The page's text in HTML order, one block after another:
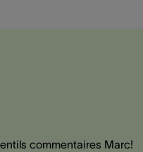
commentaires Marc!